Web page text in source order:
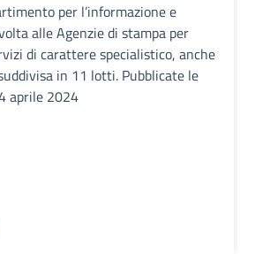
per l’informazione e
alle Agenzie di stampa per
di carattere specialistico, anche
in 11 lotti. Pubblicate le
aprile 2024